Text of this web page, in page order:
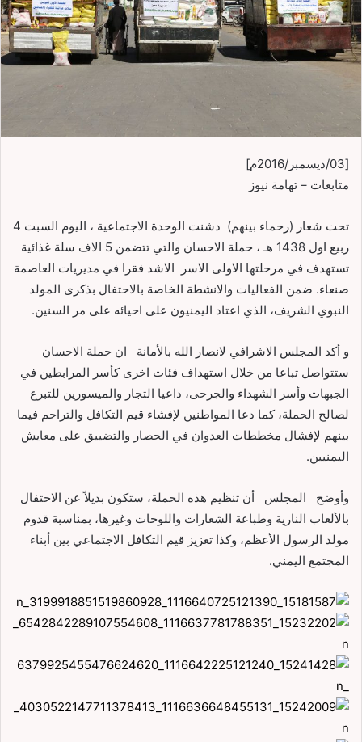
[03/ديسمبر/2016م]
متابعات – تهامة نيوز
تحت شعار (رحماء بينهم) دشنت الوحدة الاجتماعية ، اليوم السبت 4
ربيع اول 1438 هـ ، حملة الاحسان والتي تتضمن 5 الاف سلة غذائية
تستهدف في مرحلتها الاولى الاسر الاشد فقرا في مديريات العاصمة
صنعاء. ضمن الفعاليات والانشطة الخاصة بالاحتفال بذكرى المولد
النبوي الشريف، الذي اعتاد اليمنيون على احيائه على مر السنين.
و أكد المجلس الاشرافي لانصار الله بالأمانة ان حملة الاحسان
ستتواصل تباعا من خلال استهداف فئات اخرى كأسر المرابطين في
الجبهات وأسر الشهداء والجرحى، داعيا التجار والميسورين للتبرع
لصالح الحملة، كما دعا المواطنين لإفشاء قيم التكافل والتراحم فيما
بينهم لإفشال مخططات العدوان في الحصار والتضييق على معايش
اليمنيين.
وأوضح المجلس أن تنظيم هذه الحملة، ستكون بديلاً عن الاحتفال
بالألعاب النارية وطباعة الشعارات واللوحات وغيرها، بمناسبة قدوم
مولد الرسول الأعظم، وكذا تعزيز قيم التكافل الاجتماعي بين أبناء
المجتمع اليمني.